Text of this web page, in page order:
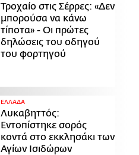
Τροχαίο στις Σέρρες: «Δεν
μπορούσα να κάνω
τίποτα» - Οι πρώτες
δηλώσεις του οδηγού
του φορτηγού
ΕΛΛΑΔΑ
Λυκαβηττός:
Εντοπίστηκε σορός
κοντά στο εκκλησάκι των
Αγίων Ισιδώρων